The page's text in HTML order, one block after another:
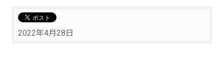
2022年4月28日